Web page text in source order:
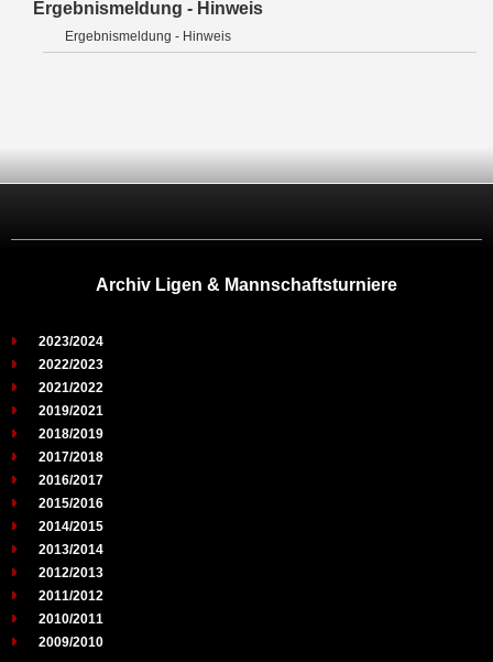
Ergebnismeldung - Hinweis
Ergebnismeldung - Hinweis
Archiv Ligen & Mannschaftsturniere
2023/2024
2022/2023
2021/2022
2019/2021
2018/2019
2017/2018
2016/2017
2015/2016
2014/2015
2013/2014
2012/2013
2011/2012
2010/2011
2009/2010